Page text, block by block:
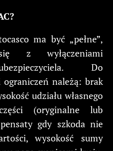
ma być „pełne”,
z wyłączeniami
Do
należą: brak
udziału własnego
(oryginalne lub
gdy szkoda nie
wysokość sumy